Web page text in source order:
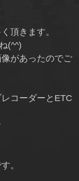
頂きます。
(^^)
があったのでご
コーダーとETC
。